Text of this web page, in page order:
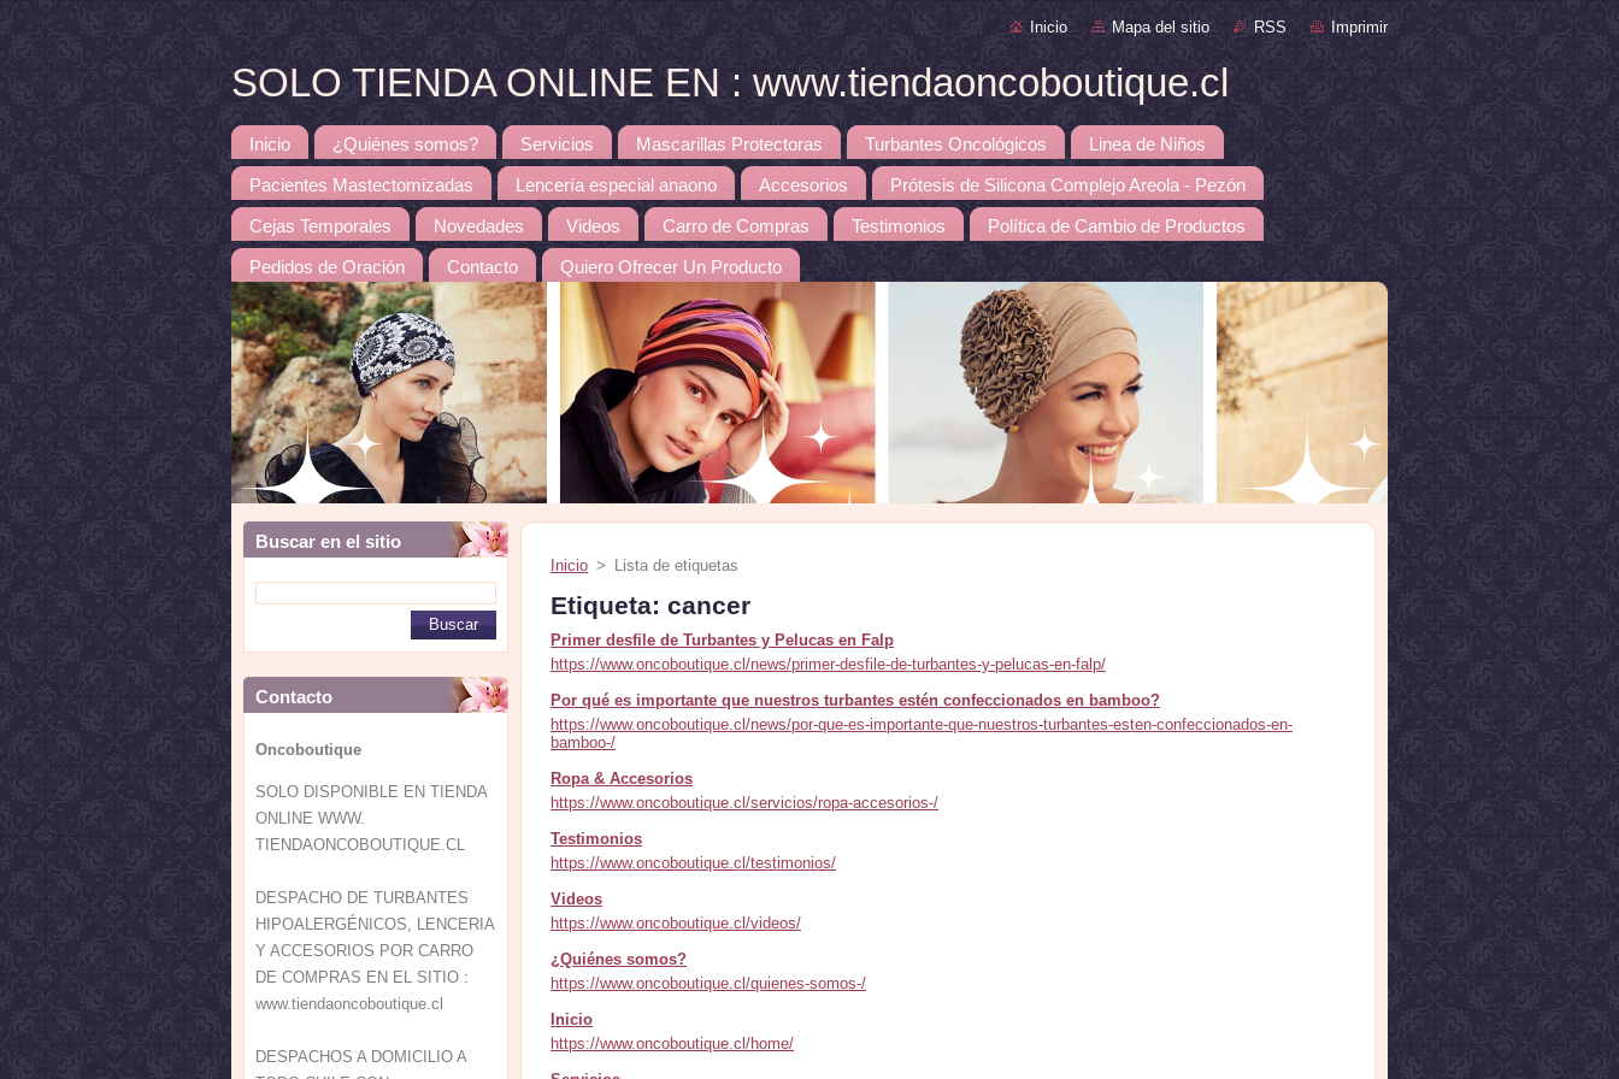
Inicio Mapa del sitio RSS Imprimir
SOLO TIENDA ONLINE EN : www.tiendaoncoboutique.cl
Inicio ¿Quiénes somos? Servicios Mascarillas Protectoras Turbantes Oncológicos Linea de Niños
Pacientes Mastectomizadas Lencería especial anaono Accesorios Prótesis de Silicona Complejo Areola - Pezón
Cejas Temporales Novedades Videos Carro de Compras Testimonios Política de Cambio de Productos
Pedidos de Oración Contacto Quiero Ofrecer Un Producto
Buscar en el sitio
Contacto
Oncoboutique
SOLO DISPONIBLE EN TIENDA
ONLINE WWW.
TIENDAONCOBOUTIQUE.CL
DESPACHO DE TURBANTES
HIPOALERGÉNICOS, LENCERIA
Y ACCESORIOS POR CARRO
DE COMPRAS EN EL SITIO :
www.tiendaoncoboutique.cl
DESPACHOS A DOMICILIO A
Inicio > Lista de etiquetas
Etiqueta: cancer
Primer desfile de Turbantes y Pelucas en Falp
https://www.oncoboutique.cl/news/primer-desfile-de-turbantes-y-pelucas-en-falp/
Por qué es importante que nuestros turbantes estén confeccionados en bamboo?
https://www.oncoboutique.cl/news/por-que-es-importante-que-nuestros-turbantes-esten-confeccionados-en-
bamboo-/
Ropa & Accesorios
https://www.oncoboutique.cl/servicios/ropa-accesorios-/
Testimonios
https://www.oncoboutique.cl/testimonios/
Videos
https://www.oncoboutique.cl/videos/
¿Quiénes somos?
https://www.oncoboutique.cl/quienes-somos-/
Inicio
https://www.oncoboutique.cl/home/